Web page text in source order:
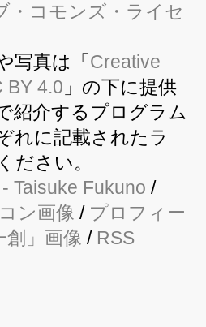
写真は「 Creative
4.0 」の下に提供
紹介するプログラム
れに記載されたラ
ださい。
- Taisuke Fukuno /
ン画像 / プロフィー
創」画像 / RSS